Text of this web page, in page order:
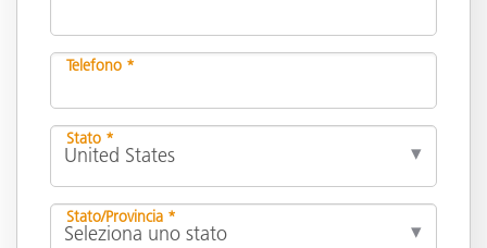
Telefono *
Stato *
Stato/Provincia *